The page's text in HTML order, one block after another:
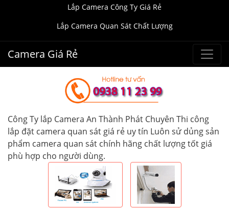
Lắp Camera Công Ty Giá Rẻ
Lắp Camera Quan Sát Chất Lượng
Camera Giá Rẻ
Công Ty lắp Camera An Thành Phát Chuyên Thi công
lắp đặt camera quan sát giá rẻ uy tín Luôn sử dủng sản
phẩm camera quan sát chính hãng chất lượng tốt giá
phù hợp cho người dùng.